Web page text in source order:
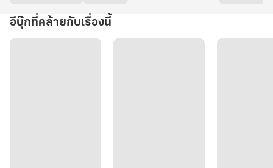
อีบุ๊กที่คล้ายกับเรื่องนี้